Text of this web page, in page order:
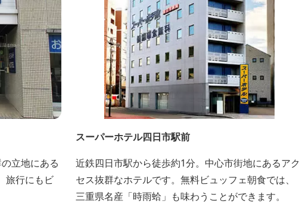
立地にある
旅行にもビ
スーパーホテル四日市駅前
近鉄四日市駅から徒歩約1分。中心市街地にあるアク
セス抜群なホテルです。無料ビュッフェ朝食では、
三重県名産「時雨蛤」も味わうことができます。